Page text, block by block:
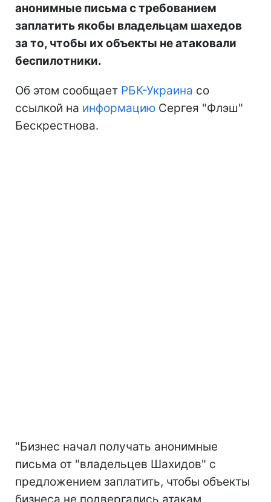
анонимные письма с требованием
заплатить якобы владельцам шахедов
за то, чтобы их объекты не атаковали
беспилотники.
Об этом сообщает РБК-Украина со
ссылкой на информацию Сергея "Флэш"
Бескрестнова.
"Бизнес начал получать анонимные
письма от "владельцев Шахидов" с
предложением заплатить, чтобы объекты
бизнеса не подвергались атакам